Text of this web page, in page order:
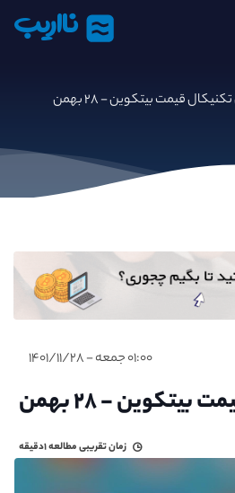
نااریب
قیمت بیتکوین - ۲۸ بهمن
۰۱:۰۰ جمعه - ۱۴۰۱/۱۱/۲۸
- ۲۸ بهمن
زمان تقریبی مطالعه۱دقیقه